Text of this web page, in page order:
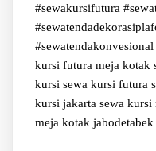
#sewakursifutura
kursi futura meja kotak
kursi sewa kursi futura
kursi jakarta sewa kursi
meja kotak jabodetabek